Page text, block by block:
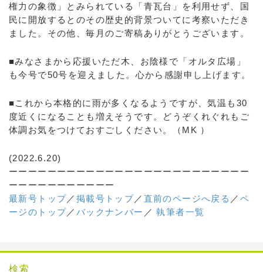
権力の象徴」とみられている「青瓦台」を利用せず、国
民に開放するとのその歴史的背景ついてに考察いただき
ました。その他、毎月のご寄稿ありがとうございます。
■みなさまから応援いただ木、お陰様で「オルタ広場」
も今号で50号を迎えました。心から感謝申し上げます。
■これから本格的に雨が多くなるようですが、気温も30
度近くになることも増えそうです。どうぞくれぐれもご
体調お気をつけておすごしください。（MK ）
(2022.6.20)
ーーーーーーーーーーーーーーーーーーーーーーーーー
ーーーーーーーーーーー
最新号トップ／ 掲載号トップ／ 直前のページへ戻る ／ ペ
ージのトップ／ バックナンバー ／執筆者一覧
検索